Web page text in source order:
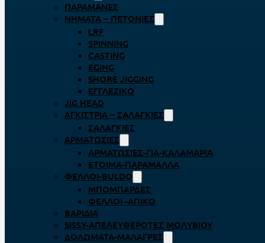
ΠΑΡΑΜΆΝΕΣ
ΝΉΜΑΤΑ – ΠΕΤΟΝΙΈΣ
LRF
SPINNING
CASTING
EGING
SHORE JIGGING
ΕΓΓΛΈΖΙΚΟ
JIG HEAD
ΑΓΚΊΣΤΡΙΑ – ΣΑΛΑΓΚΙΈΣ
ΣΑΛΑΓΚΙΈΣ
ΑΡΜΑΤΩΣΙΈΣ
ΑΡΜΑΤΩΣΙΈΣ-ΓΙΑ-ΚΑΛΑΜΆΡΙΑ
ΈΤΟΙΜΑ-ΠΑΡΆΜΑΛΛΑ
ΦΕΛΛΟΊ-BULDO
ΜΠΟΜΠΆΡΔΕΣ
ΦΕΛΛΟΊ -ΑΠΊΚΟ
ΒΑΡΊΔΙΑ
SISSY-ΑΠΕΛΕΥΘΕΡΟΤΈΣ ΜΟΛΥΒΙΟΎ
ΔΟΛΏΜΑΤΑ-ΜΑΛΆΓΡΕΣ